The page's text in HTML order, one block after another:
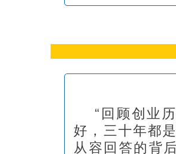
“回顾创业
好，三十年都
从容回答的背